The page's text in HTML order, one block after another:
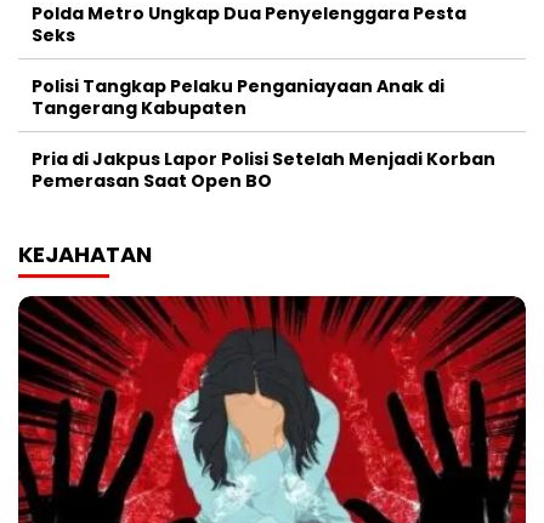
Polda Metro Ungkap Dua Penyelenggara Pesta
Seks
Polisi Tangkap Pelaku Penganiayaan Anak di
Tangerang Kabupaten
Pria di Jakpus Lapor Polisi Setelah Menjadi Korban
Pemerasan Saat Open BO
KEJAHATAN